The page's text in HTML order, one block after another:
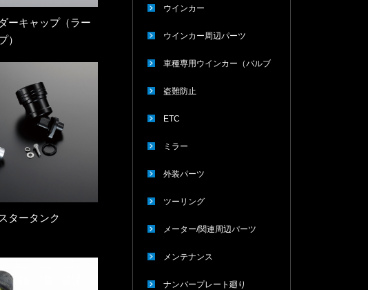
ーキャップ（ラー
）
タータンク
ウインカー
ウインカー周辺パーツ
車種専用ウインカー（バルブ
タイプ）
盗難防止
ETC
ミラー
外装パーツ
ツーリング
メーター/関連周辺パーツ
メンテナンス
ナンバープレート廻り